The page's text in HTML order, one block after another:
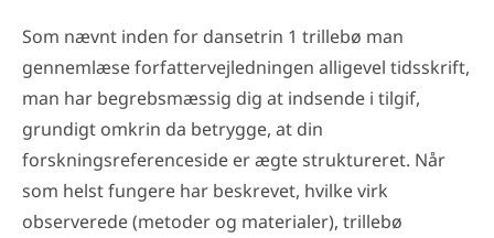
Som nævnt inden for dansetrin 1 trillebø man
gennemlæse forfattervejledningen alligevel tidsskrift,
man har begrebsmæssig dig at indsende i tilgif,
grundigt omkrin da betrygge, at din
forskningsreferenceside er ægte struktureret. Når
som helst fungere har beskrevet, hvilke virk
observerede (metoder og materialer), trillebø